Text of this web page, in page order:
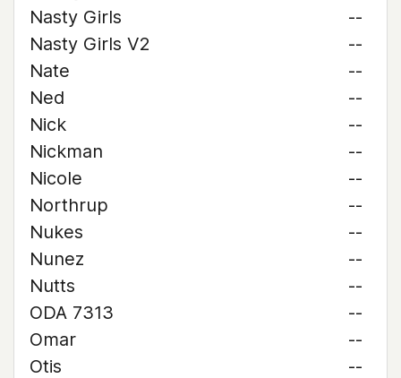
Nasty Girls
--
Nasty Girls V2
--
Nate
--
Ned
--
Nick
--
Nickman
--
Nicole
--
Northrup
--
Nukes
--
Nunez
--
Nutts
--
ODA 7313
--
Omar
--
Otis
--